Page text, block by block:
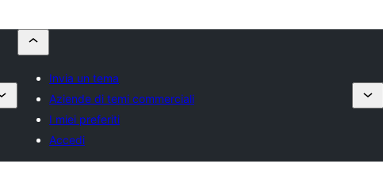
Invia un tema
Aziende di temi commerciali
I miei preferiti
Accedi